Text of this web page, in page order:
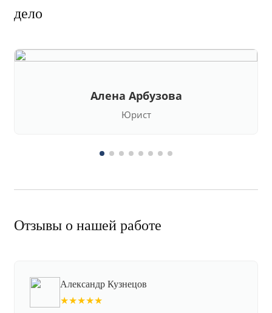
дело
Алена Арбузова
Юрист
Отзывы о нашей работе
Александр Кузнецов
★★★★★